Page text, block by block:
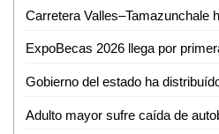
Adulto mayor sufre caída de